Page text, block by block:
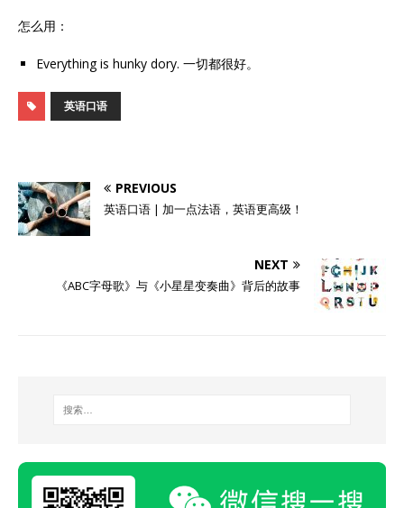
怎么用：
Everything is hunky dory. 一切都很好。
英语口语
PREVIOUS
英语口语 | 加一点法语，英语更高级！
NEXT
《ABC字母歌》与《小星星变奏曲》背后的故事